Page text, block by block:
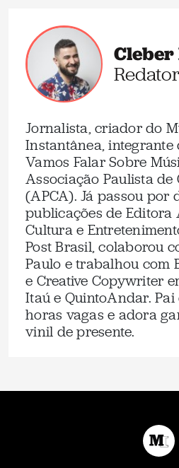
Cleber
Redator
Jornalista, criador do
Instantânea, integrante
Vamos Falar Sobre
Associação Paulista
(APCA). Já passou por
publicações de
Cultura e
Post Brasil, colaborou
Paulo e trabalhou com
e Creative Copywriter
Itaú e QuintoAndar. Pai
horas vagas e adora
vinil de presente.